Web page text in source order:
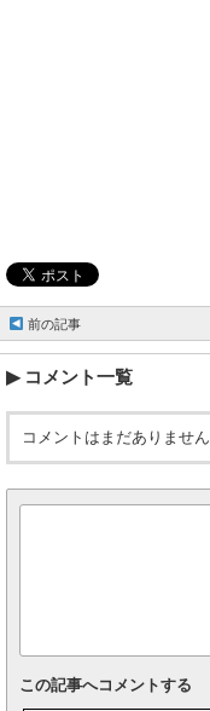
前の記事
コメント一覧
コメントはまだありません
この記事へコメントする